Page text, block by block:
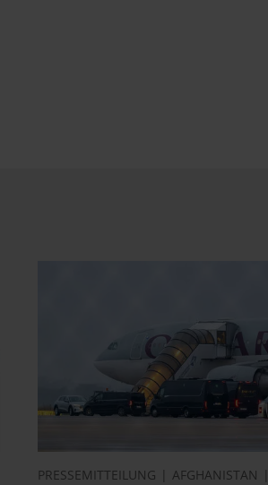
PRESSEMITTEILUNG AFGHANISTAN